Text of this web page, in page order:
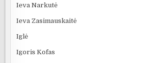
Ieva Narkutė
Ieva Zasimauskaitė
Iglė
Igoris Kofas